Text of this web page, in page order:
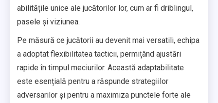
abilitățile unice ale jucătorilor lor, cum ar fi driblingul,
pasele și viziunea.
Pe măsură ce jucătorii au devenit mai versatili, echipa
a adoptat flexibilitatea tacticii, permițând ajustări
rapide în timpul meciurilor. Această adaptabilitate
este esențială pentru a răspunde strategiilor
adversarilor și pentru a maximiza punctele forte ale